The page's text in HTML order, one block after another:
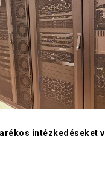
intézkedéseket